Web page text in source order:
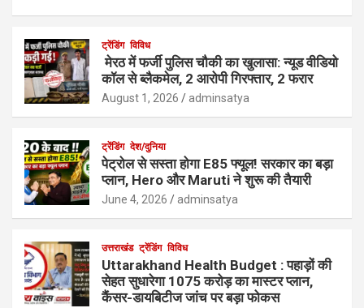
ट्रेंडिंग विविध
मेरठ में फर्जी पुलिस चौकी का खुलासा: न्यूड वीडियो
कॉल से ब्लैकमेल, 2 आरोपी गिरफ्तार, 2 फरार
August 1, 2026 adminsatya
ट्रेंडिंग देश/दुनिया
पेट्रोल से सस्ता होगा E85 फ्यूल! सरकार का बड़ा
प्लान, Hero और Maruti ने शुरू की तैयारी
June 4, 2026 adminsatya
उत्तराखंड ट्रेंडिंग विविध
Uttarakhand Health Budget : पहाड़ों की
सेहत सुधारेगा 1075 करोड़ का मास्टर प्लान,
कैंसर-डायबिटीज जांच पर बड़ा फोकस